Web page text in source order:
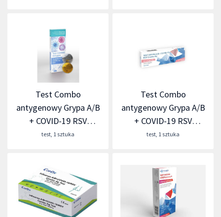
Test Combo
antygenowy Grypa A/B
+ COVID-19 RSV
Milapharm
test 1 sztuka
Test Combo
antygenowy Grypa A/B
+ COVID-19 RSV
Diather
test 1 sztuka